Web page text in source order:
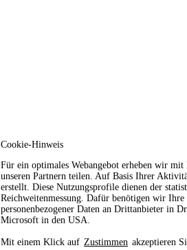
Cookie-Hinweis
Für ein optimales Webangebot erheben wir
unseren Partnern teilen. Auf Basis Ihrer
erstellt. Diese Nutzungsprofile dienen der
Reichweitenmessung. Dafür benötigen wir
personenbezogener Daten an Drittanbieter in
Microsoft in den USA.
Mit einem Klick auf Zustimmen akzeptieren